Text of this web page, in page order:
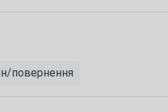
повернення